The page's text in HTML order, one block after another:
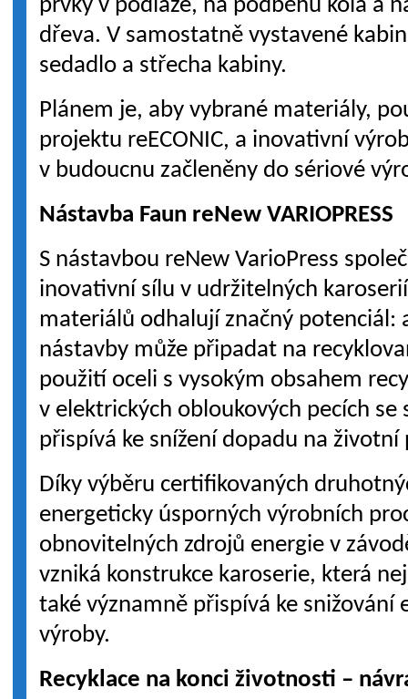
prvky v podlaze, na podběhu kola a
dřeva. V samostatně vystavené
sedadlo a střecha kabiny.
Plánem je, aby vybrané materiály,
projektu reECONIC, a inovativní
v budoucnu začleněny do sériové
Nástavba Faun reNew VARIOPRESS
S nástavbou reNew VarioPress
inovativní sílu v udržitelných
materiálů odhalují značný potenciál:
nástavby může připadat na
použití oceli s vysokým obsahem
v elektrických obloukových pecích se
přispívá ke snížení dopadu na
Díky výběru certifikovaných
energeticky úsporných výrobních
obnovitelných zdrojů energie v
vzniká konstrukce karoserie, která
také významně přispívá ke snižování
výroby.
Recyklace na konci životnosti –